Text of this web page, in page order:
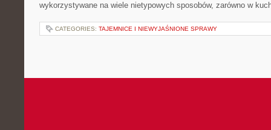
wykorzystywane na wiele nietypowych sposobów, zarówno w
CATEGORIES: TAJEMNICE I NIEWYJAŚNIONE SPRAWY